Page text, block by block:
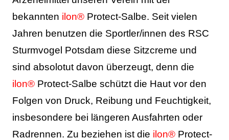
bekannten ilon® Protect-Salbe. Seit vielen
Jahren benutzen die Sportler/innen des RSC
Sturmvogel Potsdam diese Sitzcreme und
sind absolotut davon überzeugt, denn die
ilon® Protect-Salbe schützt die Haut vor den
Folgen von Druck, Reibung und Feuchtigkeit,
insbesondere bei längeren Ausfahrten oder
Radrennen. Zu beziehen ist die ilon® Protect-
20252025
20252025